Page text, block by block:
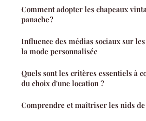
Comment adopter les chapeaux
panache ?
Influence des médias sociaux sur
la mode personnalisée
Quels sont les critères essentiels à
du choix d'une location ?
Comprendre et maîtriser les nids